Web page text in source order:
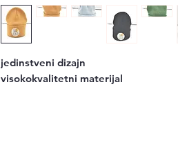
jedinstveni dizajn
visokokvalitetni materijal